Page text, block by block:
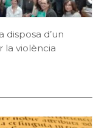
disposa d’un
la violència